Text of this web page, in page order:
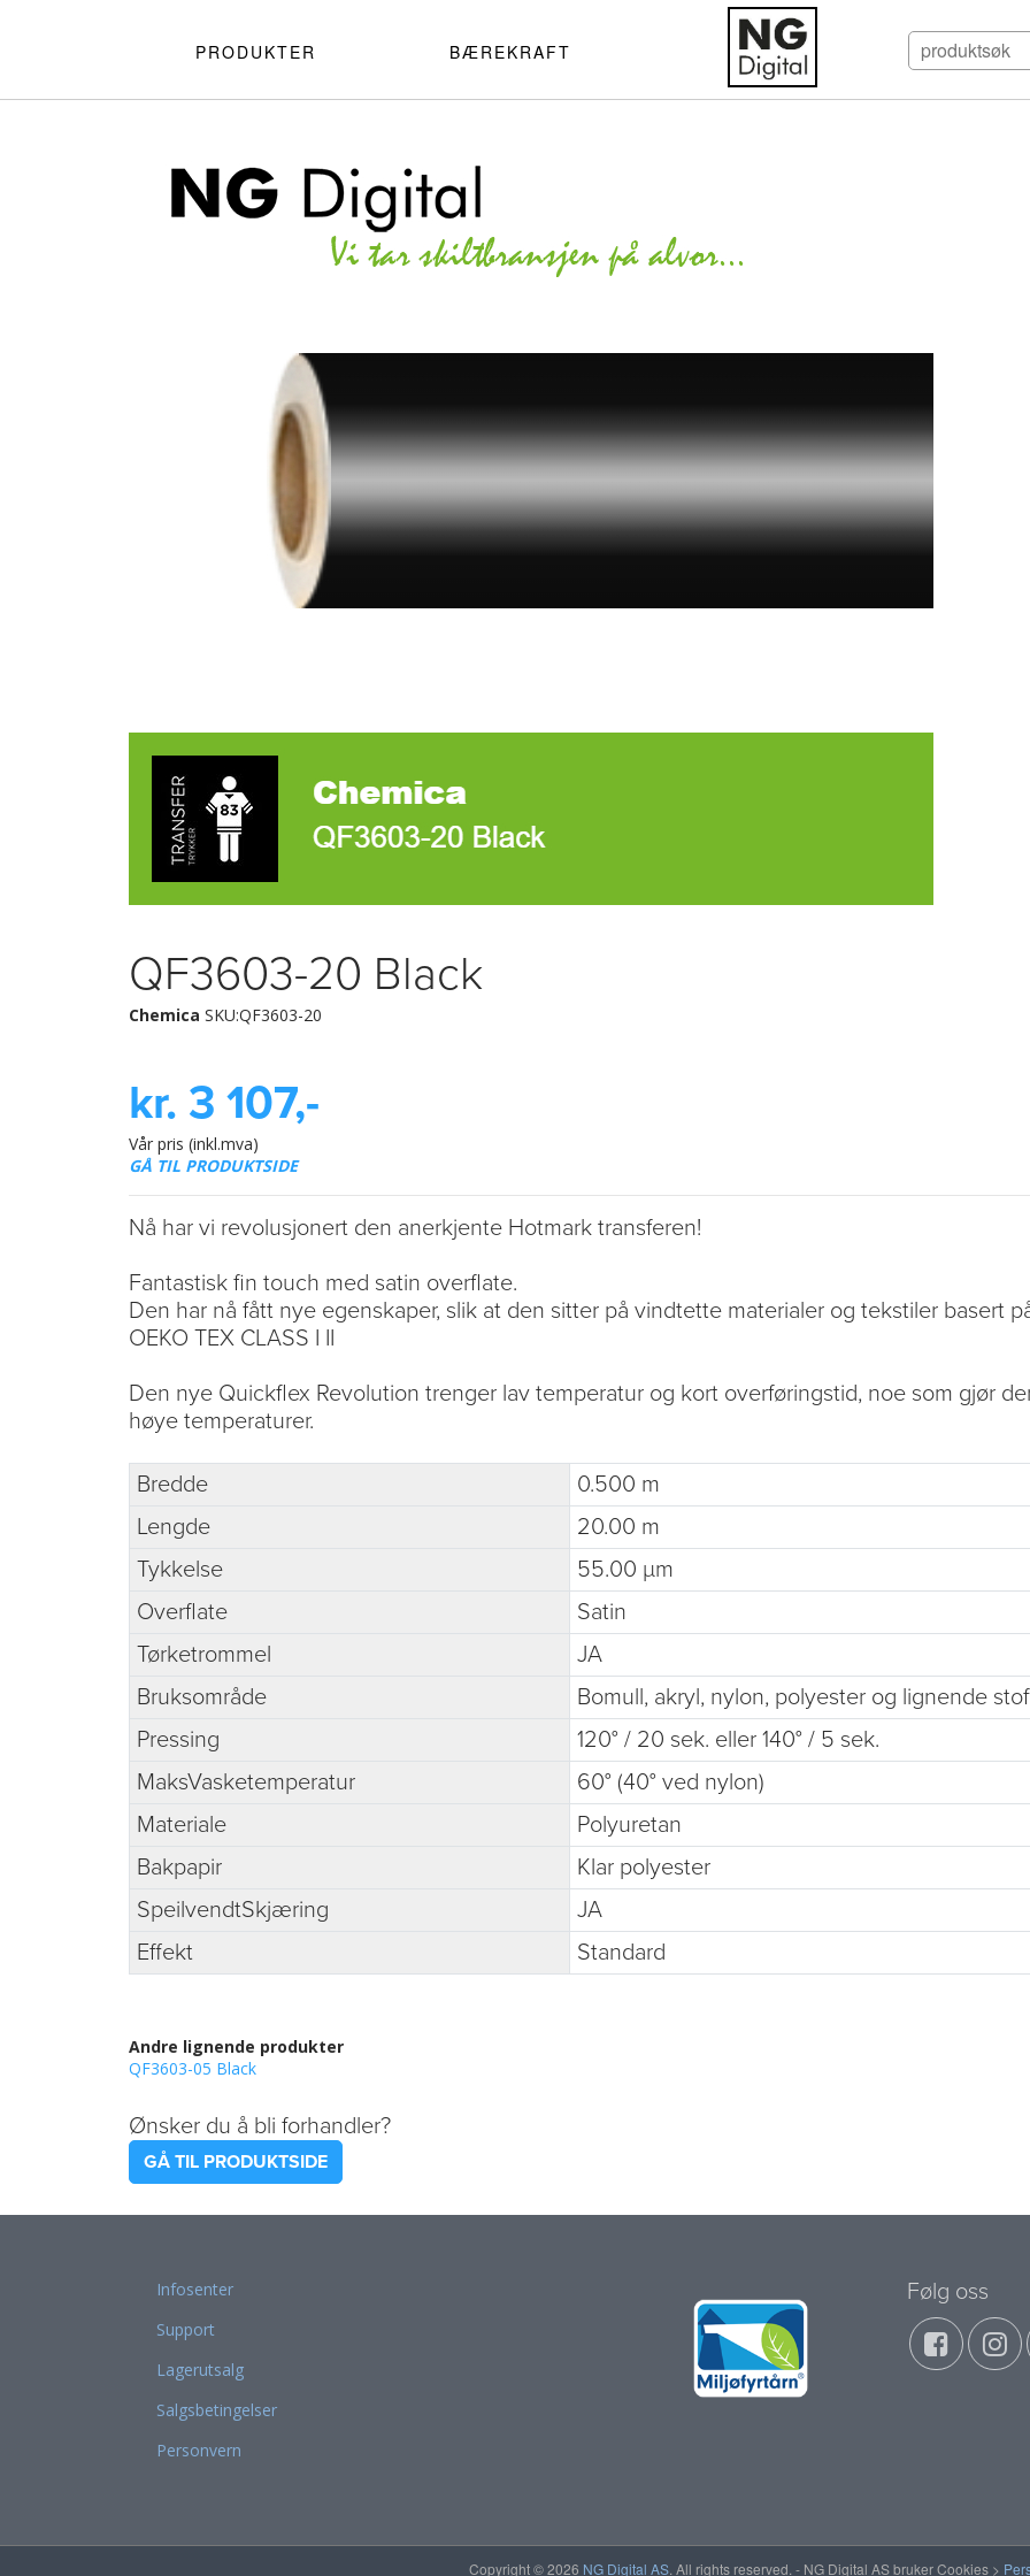
PRODUKTER BÆREKRAFT
QF3603-20 Black
Chemica SKU:QF3603-20
kr. 3 107,-
Vår pris (inkl.mva)
GÅ TIL PRODUKTSIDE
Nå har vi revolusjonert den anerkjente Hotmark transferen!
Fantastisk fin touch med satin overflate.
Den har nå fått nye egenskaper, slik at den sitter på vindtette materialer og tekstiler basert
OEKO TEX CLASS I II
Den nye Quickflex Revolution trenger lav temperatur og kort overføringstid, noe som gjør
høye temperaturer.
Bredde
0.500 m
Lengde
20.00 m
Tykkelse
55.00 µm
Overflate
Satin
Tørketrommel
JA
Bruksområde
Bomull, akryl, nylon, polyester og lignende
Pressing
120° / 20 sek. eller 140° / 5 sek.
MaksVasketemperatur
60° (40° ved nylon)
Materiale
Polyuretan
Bakpapir
Klar polyester
SpeilvendtSkjæring
JA
Effekt
Standard
Andre lignende produkter
QF3603-05 Black
Ønsker du å bli forhandler?
GÅ TIL PRODUKTSIDE
Infosenter
Support
Lagerutsalg
Salgsbetingelser
Personvern
Følg oss
Copyright © 2026 NG Digital AS. All rights reserved. - NG Digital AS bruker Cookies >